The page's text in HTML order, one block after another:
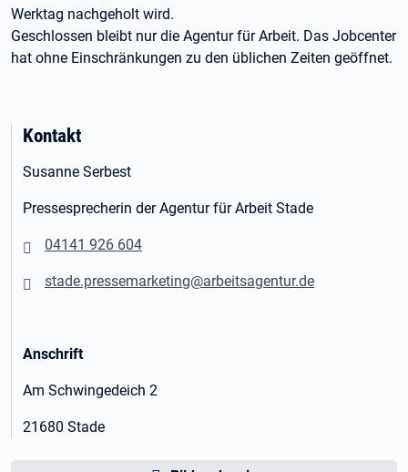
Werktag nachgeholt wird.
Geschlossen bleibt nur die Agentur für Arbeit. Das Jobcenter
hat ohne Einschränkungen zu den üblichen Zeiten geöffnet.
Kontakt
Susanne Serbest
Pressesprecherin der Agentur für Arbeit Stade
04141 926 604
stade.pressemarketing@arbeitsagentur.de
Anschrift
Am Schwingedeich 2
21680 Stade